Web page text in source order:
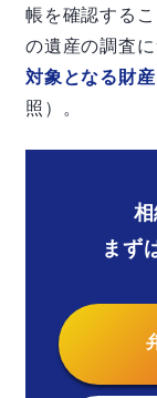
帳を確認する
の遺産の調査
対象となる財
照）。
まず